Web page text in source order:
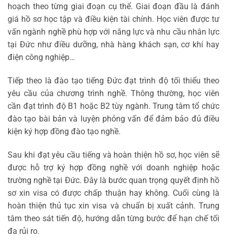
hoạch theo từng giai đoạn cụ thể. Giai đoạn đầu là đánh
giá hồ sơ học tập và điều kiện tài chính. Học viên được tư
vấn ngành nghề phù hợp với năng lực và nhu cầu nhân lực
tại Đức như điều dưỡng, nhà hàng khách sạn, cơ khí hay
điện công nghiệp…
Tiếp theo là đào tạo tiếng Đức đạt trình độ tối thiểu theo
yêu cầu của chương trình nghề. Thông thường, học viên
cần đạt trình độ B1 hoặc B2 tùy ngành. Trung tâm tổ chức
đào tạo bài bản và luyện phỏng vấn để đảm bảo đủ điều
kiện ký hợp đồng đào tạo nghề.
Sau khi đạt yêu cầu tiếng và hoàn thiện hồ sơ, học viên sẽ
được hỗ trợ ký hợp đồng nghề với doanh nghiệp hoặc
trường nghề tại Đức. Đây là bước quan trọng quyết định hồ
sơ xin visa có được chấp thuận hay không. Cuối cùng là
hoàn thiện thủ tục xin visa và chuẩn bị xuất cảnh. Trung
tâm theo sát tiến độ, hướng dẫn từng bước để hạn chế tối
đa rủi ro.